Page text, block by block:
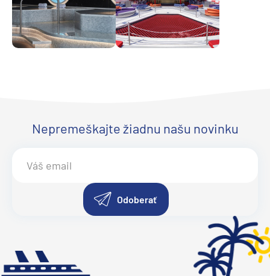
Nepremeškajte žiadnu našu novinku
Odoberať